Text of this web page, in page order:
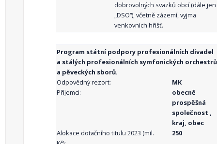
dobrovolných svazků obcí (dále jen
„DSO“), včetně zázemí, vyjma
venkovních hřišť.
Program státní podpory profesionálních divadel
a stálých profesionálních symfonických orchestrů
a pěveckých sborů.
Odpovědný rezort:
MK
Příjemci:
obecně
prospěšná
společnost ,
kraj, obec
Alokace dotačního titulu 2023 (mil.
250